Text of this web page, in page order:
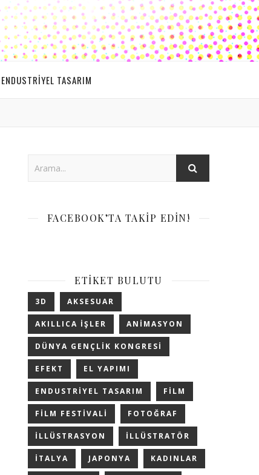
ENDUSTRIYEL TASARIM
FACEBOOK’TA TAKIP EDIN!
ETIKET BULUTU
3D AKSESUAR
AKILLICA IŞLER ANIMASYON
DÜNYA GENÇLIK KONGRESI
EFEKT EL YAPIMI
ENDUSTRIYEL TASARIM FILM
FILM FESTIVALI FOTOĞRAF
ILLÜSTRASYON ILLÜSTRATÖR
ITALYA JAPONYA KADINLAR